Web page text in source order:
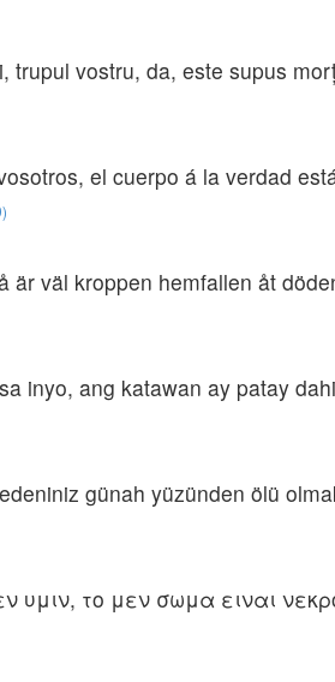
trupul vostru, da, este supus
el cuerpo á la verdad
är väl kroppen hemfallen åt
inyo, ang katawan ay patay
günah yüzünden ölü
υμιν, το μεν σωμα ειναι